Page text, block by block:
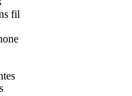
fil